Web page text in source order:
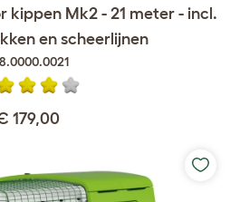
Mk2 - 21 meter - incl.
en scheerlijnen
179,00